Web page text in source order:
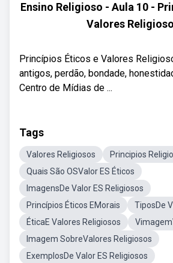
Ensino Religioso - Aula 10 -
Valores
Princípios Éticos e Valores
antigos, perdão, bondade,
Centro de Mídias de ...
Tags
Valores Religiosos
Principios
Quais São OSValor ES Éticos
ImagensDe Valor ES Religiosos
Princípios Éticos EMorais
TiposDe
ÉticaE Valores Religiosos
Imagem SobreValores Religiosos
ExemplosDe Valor ES Religiosos